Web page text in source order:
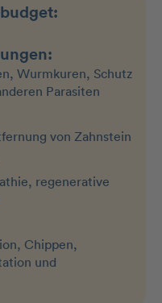
Wurmkuren, Schutz
Parasiten
von Zahnstein
regenerative
Chippen,
und